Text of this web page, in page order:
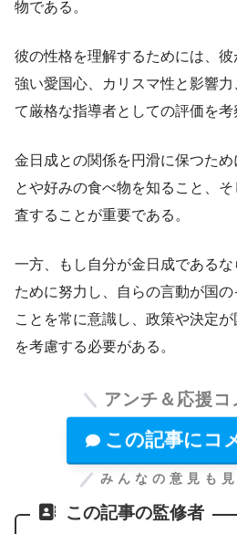
物である。
彼の性格を理解するためには、彼
強い愛国心、カリスマ性と影響
て厳格な指導者としての評価を考
金日成との関係を円滑に保つた
とや好みの食べ物を知ること、
査することが重要である。
一方、もし自分が金日成である
ために努力し、自らの言動が国
ことを常に意識し、政策や決定
を考慮する必要がある。
アンチ＆応援コ
この記事にコ
みんなの意見も
この記事の監修者